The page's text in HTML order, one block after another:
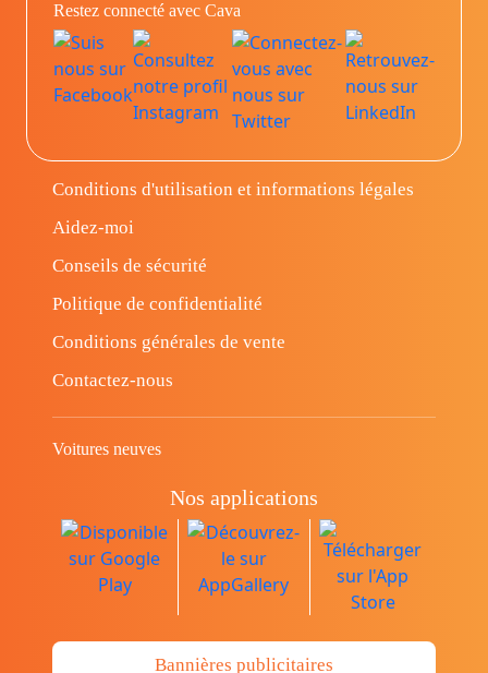
Restez connecté avec Cava
Conditions d'utilisation et informations légales
Aidez-moi
Conseils de sécurité
Politique de confidentialité
Conditions générales de vente
Contactez-nous
Voitures neuves
Nos applications
Bannières publicitaires